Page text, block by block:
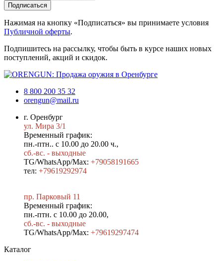
Подписаться
Нажимая на кнопку «Подписаться» вы принимаете условия
Публичной оферты.
Подпишитесь на рассылку, чтобы быть в курсе наших новых
поступлений, акций и скидок.
8 800 200 35 32
orengun@mail.ru
г. Оренбург
ул. Мира 3/1
Временный график:
пн.-птн.. с 10.00 до 20.00 ч.,
сб.-вс. - выходные
TG/WhatsApp/Max: +79058191665
тел: +79619292974
пр. Парковый 11
Временный график:
пн.-птн. с 10.00 до 20.00,
сб.-вс. - выходные
TG/WhatsApp/Max: +79619297474
Каталог